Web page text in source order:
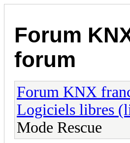
Forum
forum
Forum KNX
Logiciels libres
Mode Rescue